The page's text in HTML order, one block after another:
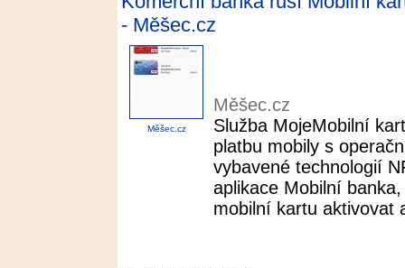
- Měšec.cz
Měšec.cz
Měšec.cz
Služba MojeMobilní
platbu mobily s
vybavené technologií
aplikace Mobilní
mobilní kartu aktivovat